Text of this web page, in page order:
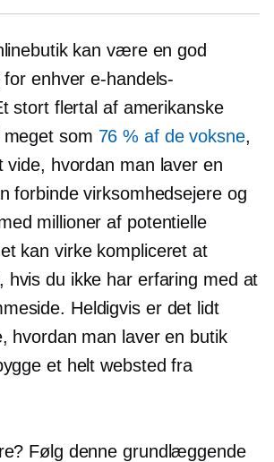
kan være en god
enhver e-handels-
stort flertal af amerikanske
som 76 % af de voksne,
vide, hvordan man laver en
forbinde virksomhedsejere og
millioner af potentielle
kan virke kompliceret at
hvis du ikke har erfaring med at
Heldigvis er det lidt
hvordan man laver en butik
et helt websted fra
Følg denne grundlæggende